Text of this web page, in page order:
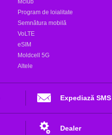
Mclub
Program de loialitate
Semnătura mobilă
VoLTE
eSIM
Moldcell 5G
Altele
Expediază SMS
Dealer